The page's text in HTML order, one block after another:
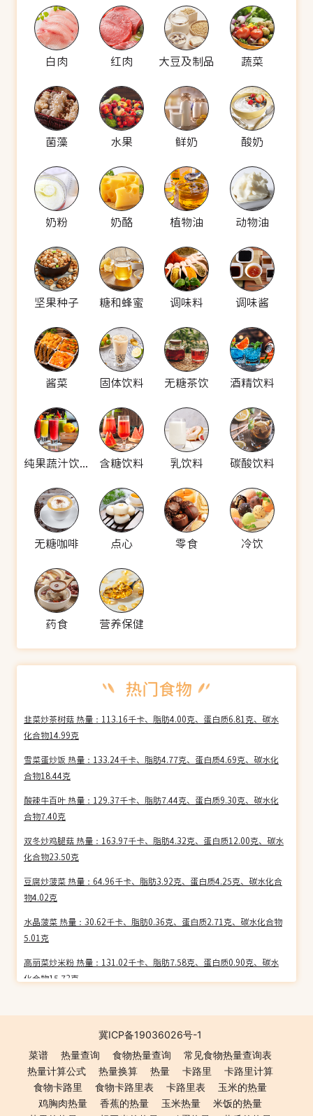
白肉 红肉 大豆及制品 蔬菜
菌藻 水果 鲜奶 酸奶
奶粉 奶酪 植物油 动物油
坚果种子 糖和蜂蜜 调味料 调味酱
酱菜 固体饮料 无糖茶饮 酒精饮料
纯果蔬汁饮料 含糖饮料 乳饮料 碳酸饮料
无糖咖啡 点心 零食 冷饮
药食 营养保健
韭菜炒茶树菇 热量：113.16千卡、脂肪4.00克、蛋白质6.81克、碳水
化合物14.99克
雪菜蛋炒饭 热量：133.24千卡、脂肪4.77克、蛋白质4.69克、碳水化
合物18.44克
酸辣牛百叶 热量：129.37千卡、脂肪7.44克、蛋白质9.30克、碳水化
合物7.40克
双冬炒鸡腿菇 热量：163.97千卡、脂肪4.32克、蛋白质12.00克、碳水
化合物23.50克
豆腐炒菠菜 热量：64.96千卡、脂肪3.92克、蛋白质4.25克、碳水化合
物4.02克
水晶菠菜 热量：30.62千卡、脂肪0.36克、蛋白质2.71克、碳水化合物
5.01克
高丽菜炒米粉 热量：131.02千卡、脂肪7.58克、蛋白质0.90克、碳水
化合物15.73克
物4.57克
孜然羊肉 热量：147.21千卡、脂肪7.70克、蛋白质15.05克、碳水化合
物5.04克
海米油菜心 热量：75.90千卡、脂肪5.50克、蛋白质4.98克、碳水化合
物2.60克
冀ICP备19036026号-1
菜谱
热量查询 食物热量查询
常见食物热量查询表
热量计算公式
热量换算 热量 卡路里
卡路里计算
食物卡路里
食物卡路里表 卡路里表
玉米的热量
鸡胸肉热量
香蕉的热量 玉米热量
米饭的热量